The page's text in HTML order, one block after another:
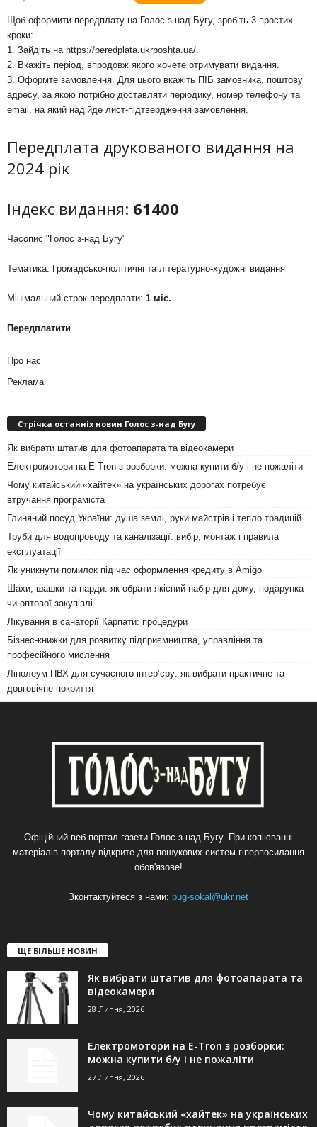
Щоб оформити передплату на Голос з-над Бугу, зробіть 3 простих
кроки:
1. Зайдіть на https://peredplata.ukrposhta.ua/
2. Вкажіть період, впродовж якого хочете отримувати видання.
3. Оформте замовлення. Для цього вкажіть ПІБ замовника, поштову
адресу, за якою потрібно доставляти періодику, номер телефону та
email, на який надійде лист-підтвердження замовлення.
Передплата друкованого видання на
2024 рік
Індекс видання: 61400
Часопис "Голос з-над Бугу"
Тематика: Громадсько-політичні та літературно-художні видання
Мінімальний строк передплати: 1 міс.
Передплатити
Про нас
Реклама
Стрічка останніх новин Голос з-над Бугу
Як вибрати штатив для фотоапарата та відеокамери
Електромотори на E-Tron з розборки: можна купити б/у і не пожаліти
Чому китайський «хайтек» на українських дорогах потребує
втручання програміста
Глиняний посуд України: душа землі, руки майстрів і тепло традицій
Труби для водопроводу та каналізації: вибір, монтаж і правила
експлуатації
Як уникнути помилок під час оформлення кредиту в Amigo
Шахи, шашки та нарди: як обрати якісний набір для дому, подарунка
чи оптової закупівлі
Лікування в санаторії Карпати: процедури
Бізнес-книжки для розвитку підприємництва, управління та
професійного мислення
Лінолеум ПВХ для сучасного інтер’єру: як вибрати практичне та
довговічне покриття
Офіційний веб-портал газети Голос з-над Бугу. При копіюванні
матеріалів порталу відкрите для пошукових систем гіперпосилання
обов'язове!
Зконтактуйтеся з нами: bug-sokal@ukr.net
ЩЕ БІЛЬШЕ НОВИН
Як вибрати штатив для фотоапарата та
відеокамери
28 Липня, 2026
Електромотори на E-Tron з розборки:
можна купити б/у і не пожаліти
27 Липня, 2026
Чому китайський «хайтек» на українських